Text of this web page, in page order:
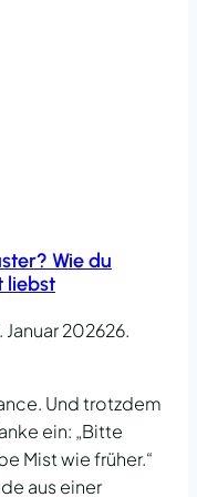
Wie du
liebst
Januar 202626.
Und trotzdem
ein: „Bitte
Mist wie früher.“
aus einer